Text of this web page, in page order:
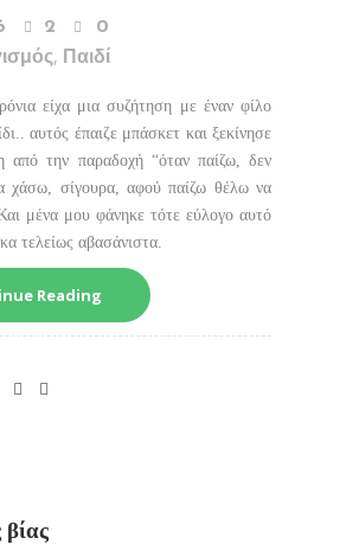
2
0
, Παιδί
είχα μια συζήτηση με έναν φίλο
αυτός έπαιζε μπάσκετ και ξεκίνησε
από την παραδοχή “όταν παίζω, δεν
χάσω, σίγουρα, αφού παίζω θέλω να
μένα μου φάνηκε τότε εύλογο αυτό
τελείως αβασάνιστα.
Reading